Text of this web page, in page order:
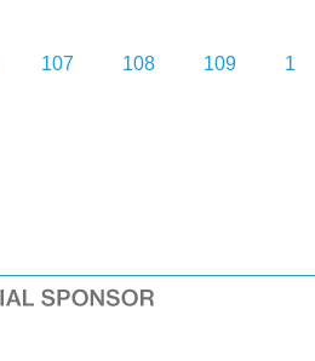
107 108 109 110